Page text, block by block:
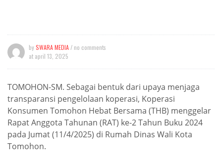
bySWARA MEDIA / no comments
at april 13, 2025
TOMOHON-SM. Sebagai bentuk dari upaya menjaga
transparansi pengelolaan koperasi, Koperasi
Konsumen Tomohon Hebat Bersama (THB) menggelar
Rapat Anggota Tahunan (RAT) ke-2 Tahun Buku 2024
pada Jumat (11/4/2025) di Rumah Dinas Wali Kota
Tomohon.